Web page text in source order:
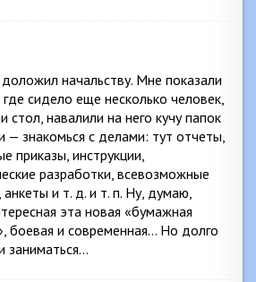
начальству. Мне показали
где сидело еще несколько человек,
стол, навалили на него кучу папок
— знакомься с делами: тут отчеты,
приказы, инструкции,
разработки, всевозможные
анкеты и т. д. и т. п. Ну, думаю,
эта новая «бумажная
боевая и современная… Но долго
заниматься…